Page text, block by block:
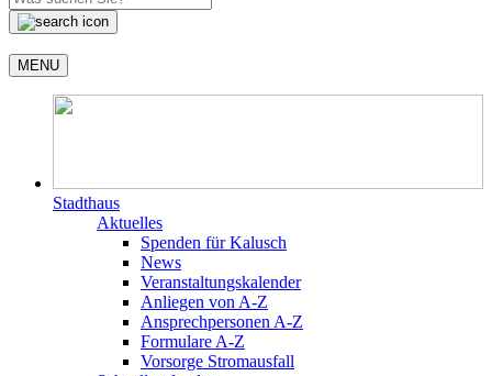
MENU
Stadthaus
Aktuelles
Spenden für Kalusch
News
Veranstaltungskalender
Anliegen von A-Z
Ansprechpersonen A-Z
Formulare A-Z
Vorsorge Stromausfall